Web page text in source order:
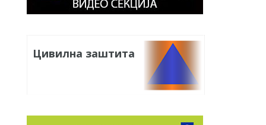
Цивилна заштита